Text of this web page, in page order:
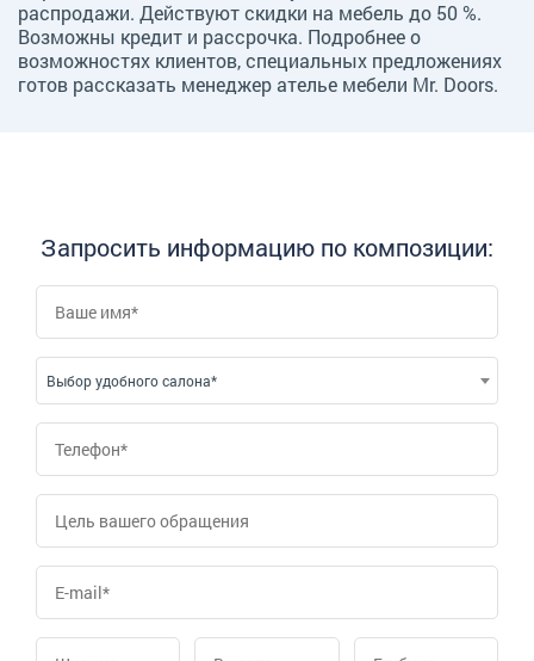
распродажи. Действуют скидки на мебель до 50 %.
Возможны кредит и рассрочка. Подробнее о
возможностях клиентов, специальных предложениях
готов рассказать менеджер ателье мебели Mr. Doors.
Запросить информацию по композиции:
Выбор удобного салона*